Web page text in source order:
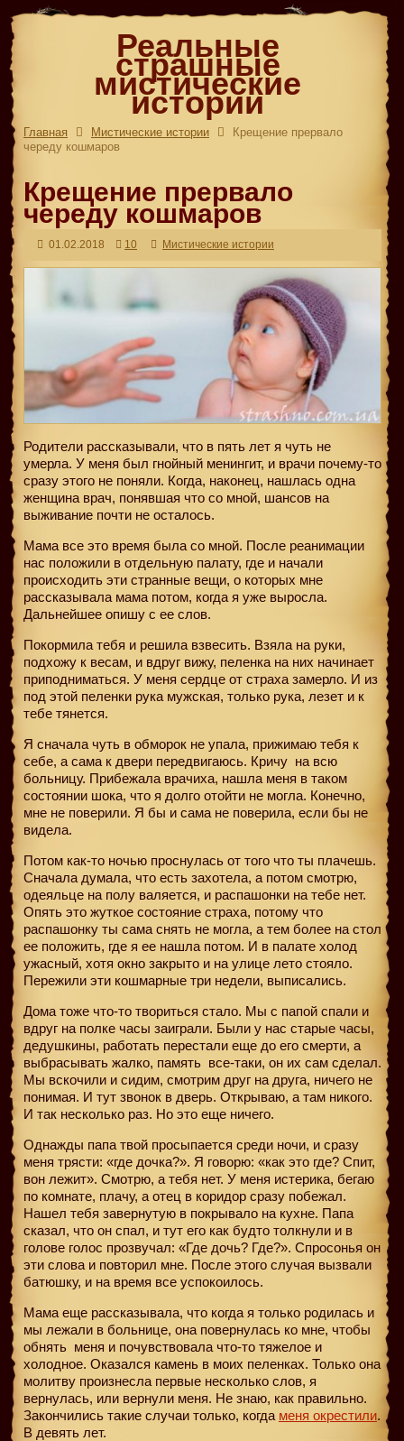
Реальные
страшные
мистические
истории
Главная Мистические истории
Крещение прервало
череду кошмаров
Крещение прервало
череду кошмаров
01.02.2018 10 Мистические истории
Родители рассказывали, что в пять лет я чуть не
умерла. У меня был гнойный менингит, и врачи почему-то
сразу этого не поняли. Когда, наконец, нашлась одна
женщина врач, понявшая что со мной, шансов на
выживание почти не осталось.
Мама все это время была со мной. После реанимации
нас положили в отдельную палату, где и начали
происходить эти странные вещи, о которых мне
рассказывала мама потом, когда я уже выросла.
Дальнейшее опишу с ее слов.
Покормила тебя и решила взвесить. Взяла на руки,
подхожу к весам, и вдруг вижу, пеленка на них начинает
приподниматься. У меня сердце от страха замерло. И из
под этой пеленки рука мужская, только рука, лезет и к
тебе тянется.
Я сначала чуть в обморок не упала, прижимаю тебя к
себе, а сама к двери передвигаюсь. Кричу на всю
больницу. Прибежала врачиха, нашла меня в таком
состоянии шока, что я долго отойти не могла. Конечно,
мне не поверили. Я бы и сама не поверила, если бы не
видела.
Потом как-то ночью проснулась от того что ты плачешь.
Сначала думала, что есть захотела, а потом смотрю,
одеяльце на полу валяется, и распашонки на тебе нет.
Опять это жуткое состояние страха, потому что
распашонку ты сама снять не могла, а тем более на стол
ее положить, где я ее нашла потом. И в палате холод
ужасный, хотя окно закрыто и на улице лето стояло.
Пережили эти кошмарные три недели, выписались.
Дома тоже что-то твориться стало. Мы с папой спали и
вдруг на полке часы заиграли. Были у нас старые часы,
дедушкины, работать перестали еще до его смерти, а
выбрасывать жалко, память все-таки, он их сам сделал.
Мы вскочили и сидим, смотрим друг на друга, ничего не
понимая. И тут звонок в дверь. Открываю, а там никого.
И так несколько раз. Но это еще ничего.
Однажды папа твой просыпается среди ночи, и сразу
меня трясти: «где дочка?». Я говорю: «как это где? Спит,
вон лежит». Смотрю, а тебя нет. У меня истерика, бегаю
по комнате, плачу, а отец в коридор сразу побежал.
Нашел тебя завернутую в покрывало на кухне. Папа
сказал, что он спал, и тут его как будто толкнули и в
голове голос прозвучал: «Где дочь? Где?». Спросонья он
эти слова и повторил мне. После этого случая вызвали
батюшку, и на время все успокоилось.
Мама еще рассказывала, что когда я только родилась и
мы лежали в больнице, она повернулась ко мне, чтобы
обнять меня и почувствовала что-то тяжелое и
холодное. Оказался камень в моих пеленках. Только она
молитву произнесла первые несколько слов, я
вернулась, или вернули меня. Не знаю, как правильно.
Закончились такие случаи только, когда меня окрестили.
В девять лет.